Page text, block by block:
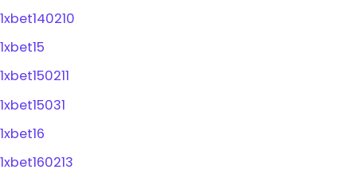
1xbet140210
1xbet15
1xbet150211
1xbet15031
1xbet16
1xbet160213